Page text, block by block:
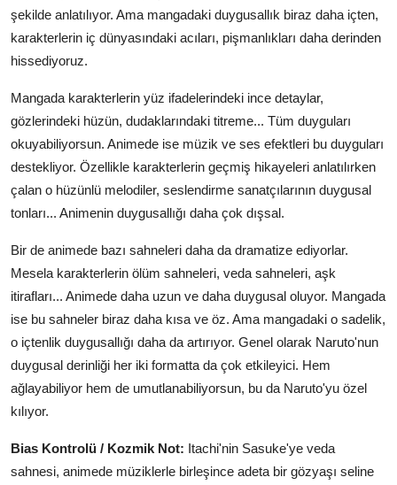
şekilde anlatılıyor. Ama mangadaki duygusallık biraz daha içten,
karakterlerin iç dünyasındaki acıları, pişmanlıkları daha derinden
hissediyoruz.
Mangada karakterlerin yüz ifadelerindeki ince detaylar,
gözlerindeki hüzün, dudaklarındaki titreme... Tüm duyguları
okuyabiliyorsun. Animede ise müzik ve ses efektleri bu duyguları
destekliyor. Özellikle karakterlerin geçmiş hikayeleri anlatılırken
çalan o hüzünlü melodiler, seslendirme sanatçılarının duygusal
tonları... Animenin duygusallığı daha çok dışsal.
Bir de animede bazı sahneleri daha da dramatize ediyorlar.
Mesela karakterlerin ölüm sahneleri, veda sahneleri, aşk
itirafları... Animede daha uzun ve daha duygusal oluyor. Mangada
ise bu sahneler biraz daha kısa ve öz. Ama mangadaki o sadelik,
o içtenlik duygusallığı daha da artırıyor. Genel olarak Naruto'nun
duygusal derinliği her iki formatta da çok etkileyici. Hem
ağlayabiliyor hem de umutlanabiliyorsun, bu da Naruto'yu özel
kılıyor.
Bias Kontrolü / Kozmik Not: Itachi'nin Sasuke'ye veda
sahnesi, animede müziklerle birleşince adeta bir gözyaşı seline